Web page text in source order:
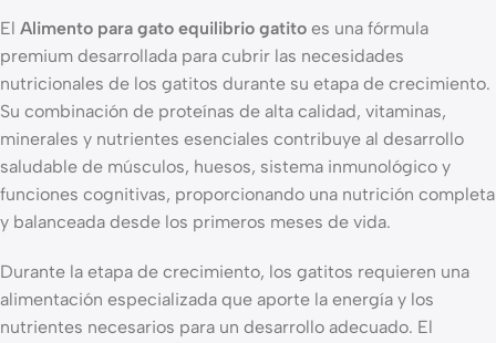
El Alimento para gato equilibrio gatito es una fórmula
premium desarrollada para cubrir las necesidades
nutricionales de los gatitos durante su etapa de crecimiento.
Su combinación de proteínas de alta calidad, vitaminas,
minerales y nutrientes esenciales contribuye al desarrollo
saludable de músculos, huesos, sistema inmunológico y
funciones cognitivas, proporcionando una nutrición completa
y balanceada desde los primeros meses de vida.
Durante la etapa de crecimiento, los gatitos requieren una
alimentación especializada que aporte la energía y los
nutrientes necesarios para un desarrollo adecuado. El